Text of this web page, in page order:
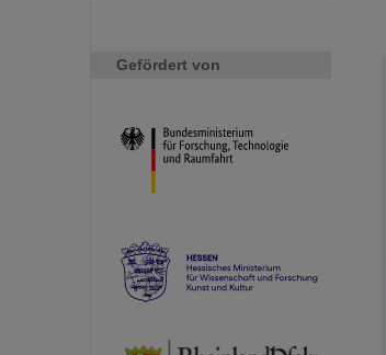
Gefördert von